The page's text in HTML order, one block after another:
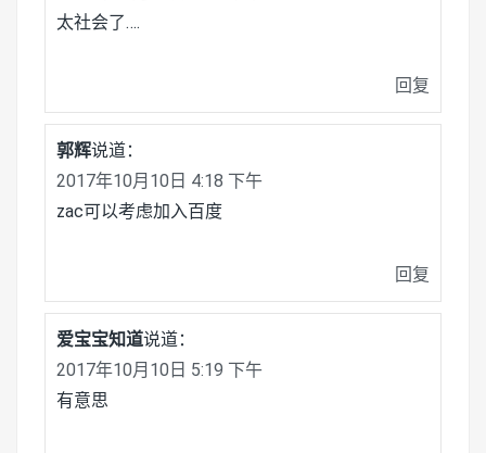
太社会了….
回复
郭辉说道：
2017年10月10日 4:18 下午
zac可以考虑加入百度
回复
爱宝宝知道说道：
2017年10月10日 5:19 下午
有意思